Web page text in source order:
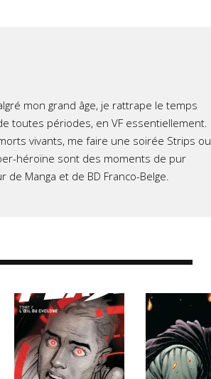
mon grand âge, je rattrape le temps
toutes périodes, en VF essentiellement.
vivants, me faire une soirée Strips ou
héroïne sont des moments de pur
Manga et de BD Franco-Belge.